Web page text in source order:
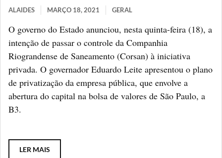
ALAIDES MARÇO 18, 2021 GERAL
O governo do Estado anunciou, nesta quinta-feira (18), a
intenção de passar o controle da Companhia
Riograndense de Saneamento (Corsan) à iniciativa
privada. O governador Eduardo Leite apresentou o plano
de privatização da empresa pública, que envolve a
abertura do capital na bolsa de valores de São Paulo, a
B3.
LER MAIS